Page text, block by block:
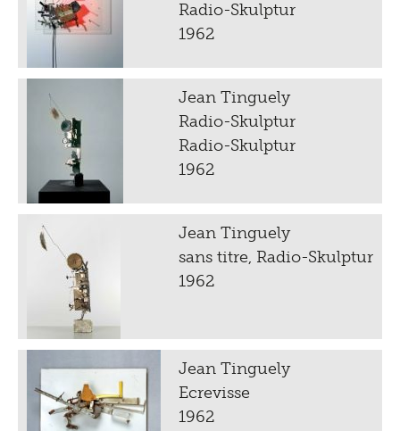
Radio-Skulptur
1962
Jean Tinguely
Radio-Skulptur
Radio-Skulptur
1962
Jean Tinguely
sans titre, Radio-Skulptur
1962
Jean Tinguely
Ecrevisse
1962